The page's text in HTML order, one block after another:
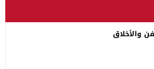
والأخلاق